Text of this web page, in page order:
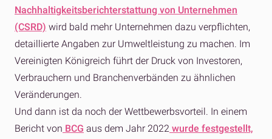
Nachhaltigkeitsberichterstattung von Unternehmen
(CSRD) wird bald mehr Unternehmen dazu verpflichten,
detaillierte Angaben zur Umweltleistung zu machen. Im
Vereinigten Königreich führt der Druck von Investoren,
Verbrauchern und Branchenverbänden zu ähnlichen
Veränderungen.
Und dann ist da noch der Wettbewerbsvorteil. In einem
Bericht von BCG aus dem Jahr 2022 wurde festgestellt,